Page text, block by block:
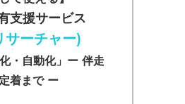
支援サービス
ーチャー)
・自動化」ー 伴走
着まで ー